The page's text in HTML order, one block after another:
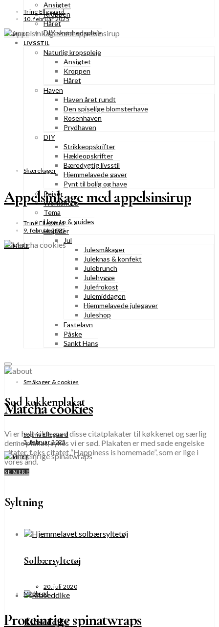
Ansigtet
Kroppen
Håret
DIY skønhedspleje
LIVSSTIL
Naturlig kropspleje
Ansigtet
Kroppen
Håret
Haven
Haven året rundt
Den spiselige blomsterhave
Rosenhaven
Prydhaven
DIY
Strikkeopskrifter
Hækleopskrifter
Bæredygtig livsstil
Hjemmelavede gaver
Pynt til bolig og have
Rejser
Workshops
Tema
How to & guides
Højtider
Jul
Julesmåkager
Juleknas & konfekt
Julebrunch
Julehygge
Julefrokost
Julemiddagen
Hjemmelavede julegaver
Juleshop
Fastelavn
Påske
Sankt Hans
Sød køkkenplakat
Vi er helt vilde med disse citatplakater til køkkenet og særlig
denne plakat, synes vi er sød. Plakaten er med søde engelske
citater, f.eks citatet “Happiness is homemade”, som er lige i
vores ånd.
SE MERE
Syltning
Solbærsyltetøj
20. juli 2020
Ribseddike
Trine Ellegaard
10. februar 2025
SE MERE
Skærekager
Appelsinkage med appelsinsirup
Trine Ellegaard
9. februar 2025
SE MERE
Småkager & cookies
Matcha cookies
Sophia Ellegaard
3. februar 2025
SE MERE
Madbrød
Proteinrige spinatwraps